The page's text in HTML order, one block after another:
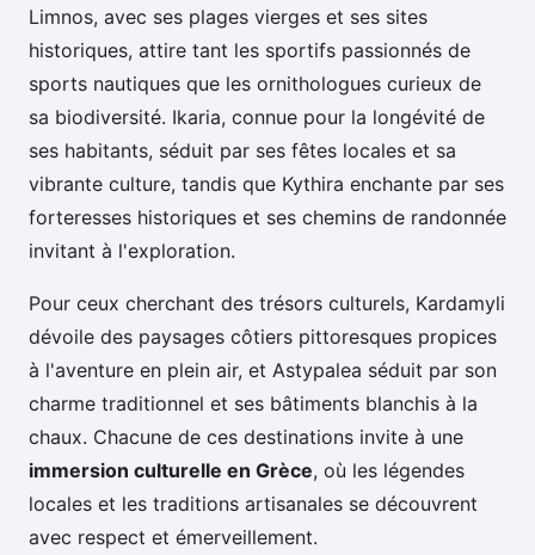
Limnos, avec ses plages vierges et ses sites
historiques, attire tant les sportifs passionnés de
sports nautiques que les ornithologues curieux de
sa biodiversité. Ikaria, connue pour la longévité de
ses habitants, séduit par ses fêtes locales et sa
vibrante culture, tandis que Kythira enchante par ses
forteresses historiques et ses chemins de randonnée
invitant à l'exploration.
Pour ceux cherchant des trésors culturels, Kardamyli
dévoile des paysages côtiers pittoresques propices
à l'aventure en plein air, et Astypalea séduit par son
charme traditionnel et ses bâtiments blanchis à la
chaux. Chacune de ces destinations invite à une
immersion culturelle en Grèce, où les légendes
locales et les traditions artisanales se découvrent
avec respect et émerveillement.